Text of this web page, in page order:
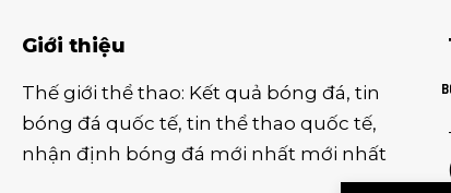
Giới thiệu
Thế giới thể thao: Kết quả bóng đá, tin
bóng đá quốc tế, tin thể thao quốc tế,
nhận định bóng đá mới nhất mới nhất